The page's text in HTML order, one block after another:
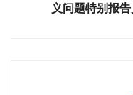
义问题特别报